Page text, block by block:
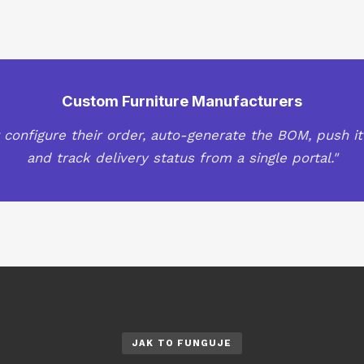
Custom Furniture Manufacturers
their order, auto-generate the BOM, push
and track delivery status from a single portal."
JAK TO FUNGUJE